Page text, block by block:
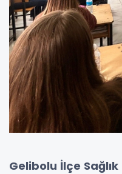
Gelibolu İlçe